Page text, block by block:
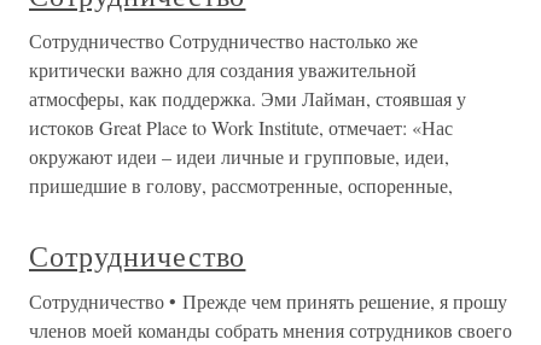
Сотрудничество Сотрудничество настолько же
критически важно для создания уважительной
атмосферы, как поддержка. Эми Лайман, стоявшая у
истоков Great Place to Work Institute, отмечает: «Нас
окружают идеи – идеи личные и групповые, идеи,
пришедшие в голову, рассмотренные, оспоренные,
Сотрудничество
Сотрудничество • Прежде чем принять решение, я прошу
членов моей команды собрать мнения сотрудников своего